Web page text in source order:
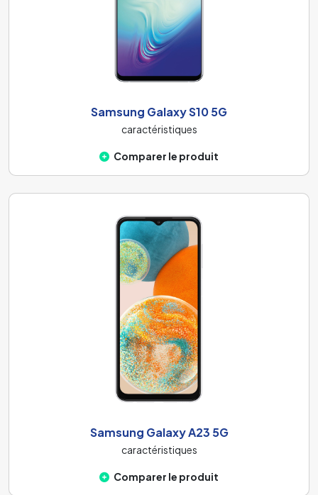
Samsung Galaxy S10 5G
caractéristiques
Comparer le produit
Samsung Galaxy A23 5G
caractéristiques
Comparer le produit